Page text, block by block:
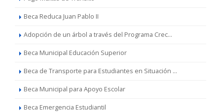
Beca Reduca Juan Pablo II
Adopción de un árbol a través del Programa Crec...
Beca Municipal Educación Superior
Beca de Transporte para Estudiantes en Situación ...
Beca Municipal para Apoyo Escolar
Beca Emergencia Estudiantil